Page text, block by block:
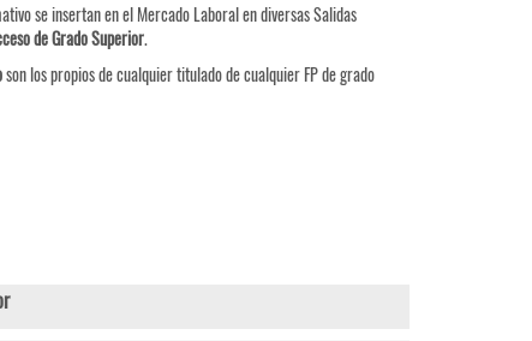
se insertan en el Mercado Laboral en diversas Salidas
de Grado Superior.
son los propios de cualquier titulado de cualquier FP de grado